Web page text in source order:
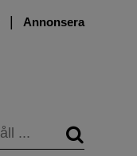
Annonsera